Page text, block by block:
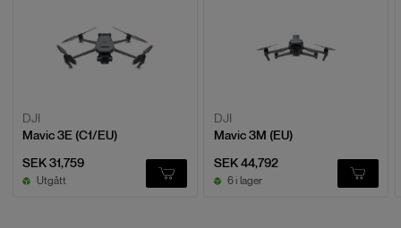
DJI
Mavic 3E (C1/EU)
SEK 31,759
Utgått
DJI
Mavic 3M (EU)
SEK 44,792
6 i lager